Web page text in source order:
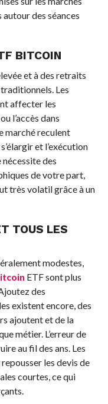
des séances
BITCOIN
et à des retraits
Les
affecter les
l’accès dans
marché reculent
et l’exécution
des
de votre part,
très volatil grâce à un
TOUS LES
modestes,
ETF sont plus
des
existent encore, des
ajoutent et de la
métier. L’erreur de
au fil des ans. Les
les devis de
courtes, ce qui